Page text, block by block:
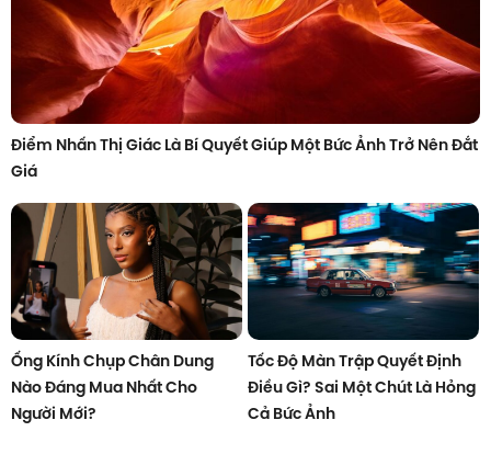
Điểm Nhấn Thị Giác Là Bí Quyết Giúp Một Bức Ảnh Trở Nên Đắt
Giá
Ống Kính Chụp Chân Dung
Nào Đáng Mua Nhất Cho
Người Mới?
Tốc Độ Màn Trập Quyết Định
Điều Gì? Sai Một Chút Là Hỏng
Cả Bức Ảnh